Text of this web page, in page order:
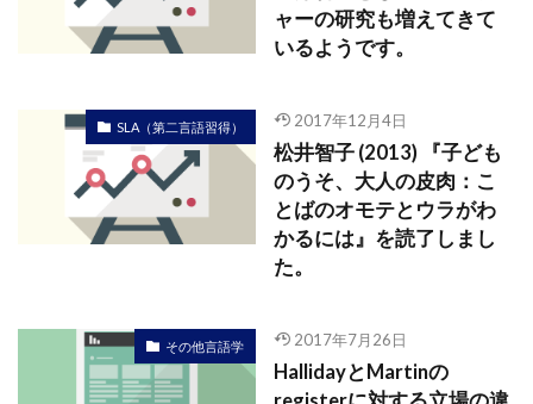
ャーの研究も増えてきて
いるようです。
SLA（第二言語習得） 2017年12月4日
松井智子 (2013) 『子ども
のうそ、大人の皮肉：こ
とばのオモテとウラがわ
かるには』を読了しまし
た。
その他言語学 2017年7月26日
HallidayとMartinの